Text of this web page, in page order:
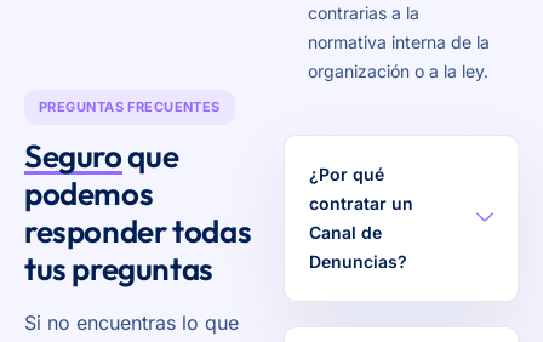
PREGUNTAS FRECUENTES
Seguroque
podemos
responder todas
tus preguntas
Si no encuentras lo que
contrarias a la
normativa interna de la
organización o a la ley.
¿Por qué
contratar un
Canal de
Denuncias?